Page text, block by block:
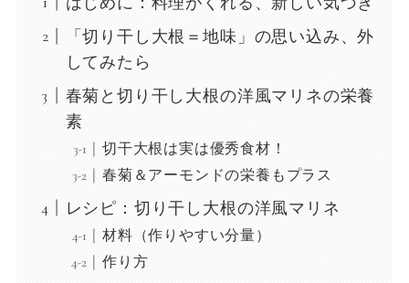
「切り干し大根＝地味」の思い込み、外
してみたら
春菊と切り干し大根の洋風マリネの栄養
素
切干大根は実は優秀食材！
春菊＆アーモンドの栄養もプラス
レシピ：切り干し大根の洋風マリネ
材料（作りやすい分量）
作り方